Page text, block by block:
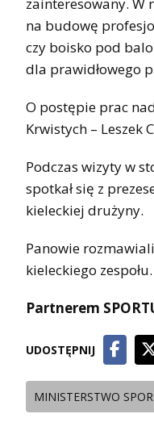
na budowę
czy boisko pod
dla prawidłowego
O postępie prac
Krwistych – Leszek
Podczas wizyty w
spotkał się z
kieleckiej drużyny.
Panowie
kieleckiego zespołu.
Partnerem
UDOSTĘPNIJ
MINISTERSTWO